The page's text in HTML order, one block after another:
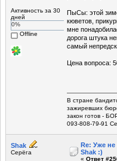
Активность за 30
дней
0%
Offline
ПыСы: этой
кюветов,
мне
дорога штука
самый
Цена вопроса:
В стране
зажиревших
закон готов -
093-808-79-91
Shak
Серёга
Re: Уже не
Shak :)
« Ответ